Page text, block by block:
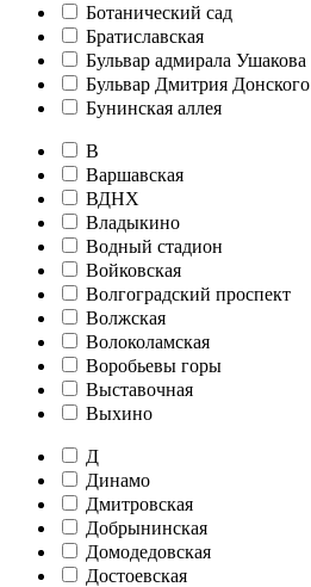
Ботанический сад
Братиславская
Бульвар адмирала Ушакова
Бульвар Дмитрия Донского
Бунинская аллея
В
Варшавская
ВДНХ
Владыкино
Водный стадион
Войковская
Волгоградский проспект
Волжская
Волоколамская
Воробьевы горы
Выставочная
Выхино
Д
Динамо
Дмитровская
Добрынинская
Домодедовская
Достоевская